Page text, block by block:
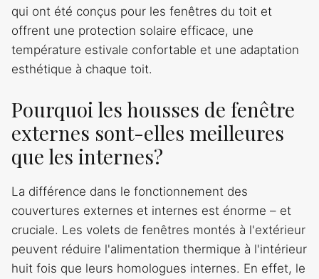
qui ont été conçus pour les fenêtres du toit et
offrent une protection solaire efficace, une
température estivale confortable et une adaptation
esthétique à chaque toit.
Pourquoi les housses de fenêtre
externes sont-elles meilleures
que les internes?
La différence dans le fonctionnement des
couvertures externes et internes est énorme – et
cruciale. Les volets de fenêtres montés à l'extérieur
peuvent réduire l'alimentation thermique à l'intérieur
huit fois que leurs homologues internes. En effet, le